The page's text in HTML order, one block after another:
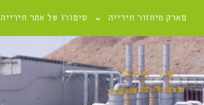
פארק מיחזור חירייה סיפורו של אתר חירייה